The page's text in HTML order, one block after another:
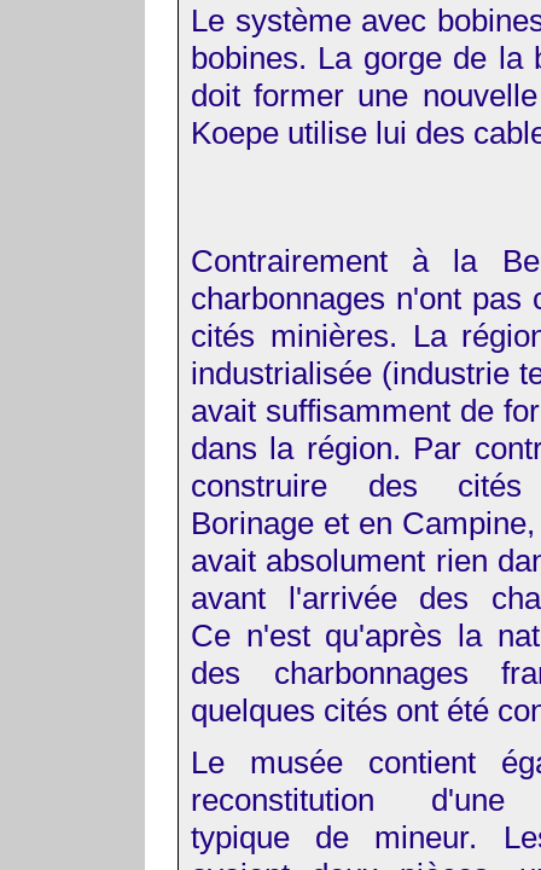
Le système avec
bobines. La gorge de la
doit former une
Koepe utilise lui des
Contrairement à la
charbonnages n'ont pas
cités minières. La
industrialisée (industrie
avait suffisamment de
dans la région. Par
construire des
Borinage et en
avait absolument rien
avant l'arrivée des
Ce n'est qu'après la
des charbonnages
quelques cités ont été
Le musée contient
reconstitution d'une
typique de mineur.